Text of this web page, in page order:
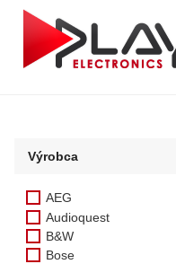
Výrobca
AEG
Audioquest
B&W
Bose